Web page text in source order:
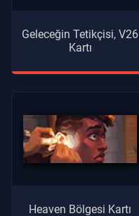
Geleceğin Tetikçisi, V26
Kartı
Heaven Bölgesi Kartı